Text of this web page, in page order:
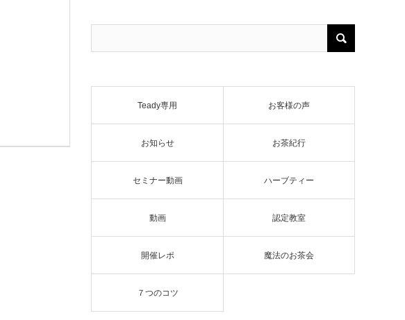
Teady専用 お客様の声
お知らせ お茶紀行
セミナー動画 ハーブティー
動画 認定教室
開催レポ 魔法のお茶会
７つのコツ